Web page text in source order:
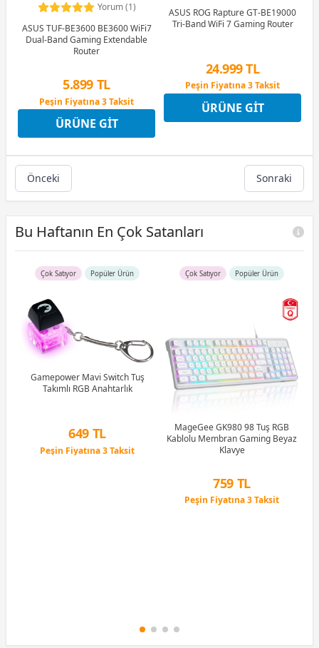
Yorum (1)
ASUS TUF-BE3600 BE3600 WiFi7
Dual-Band Gaming Extendable
Router
5.899 TL
Peşin Fiyatına 3 Taksit
12 Ay x 694 TL taksitle
Peşin Fiyatına 3 Taksit
ÜRÜNE GIT
ASUS ROG Rapture GT-BE19000
Tri-Band WiFi 7 Gaming Router
24.999 TL
Peşin Fiyatına 3 Taksit
12 Ay x 2.941 TL taksitle
Peşin Fiyatına 3 Taksit
ÜRÜNE GIT
Önceki Sonraki
Bu Haftanın En Çok Satanları
Çok Satıyor Popüler Ürün
Gamepower Mavi Switch Tuş
Takımlı RGB Anahtarlık
649 TL
Peşin Fiyatına 3 Taksit
Çok Satıyor Popüler Ürün
MageGee GK980 98 Tuş RGB
Kablolu Membran Gaming Beyaz
Klavye
759 TL
Peşin Fiyatına 3 Taksit